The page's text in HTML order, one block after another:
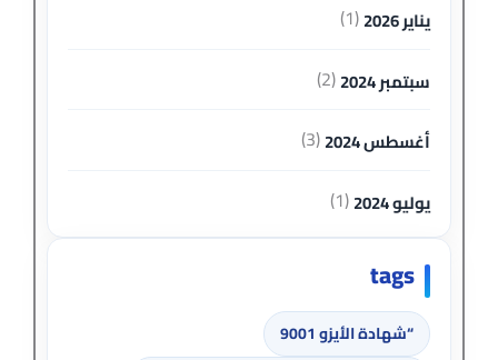
يناير 2026 (1)
سبتمبر 2024 (2)
أغسطس 2024 (3)
يوليو 2024 (1)
tags
“شهادة الأيزو 9001